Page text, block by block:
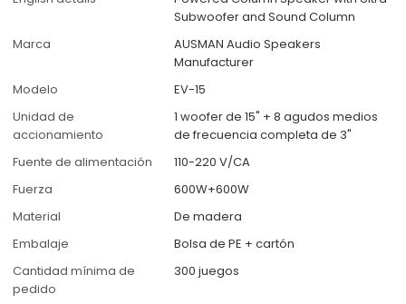
Subwoofer and Sound Column
Marca
AUSMAN Audio Speakers
Manufacturer
Modelo
EV-15
Unidad de
accionamiento
1 woofer de 15" + 8 agudos medios
de frecuencia completa de 3"
Fuente de alimentación
110-220 V/CA
Fuerza
600W+600W
Material
De madera
Embalaje
Bolsa de PE + cartón
Cantidad mínima de
pedido
300 juegos